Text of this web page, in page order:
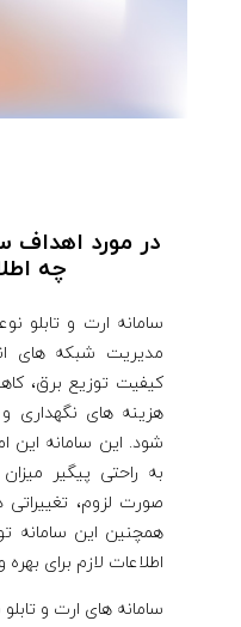
در مورد اهداف
چه
سامانه ارت و تابلو
مدیریت شبکه های
کیفیت توزیع برق،
هزینه های نگهداری
شود. این سامانه این
به راحتی پیگیر
صورت لزوم،
همچنین این سامانه
اطلاعات لازم برای بهره
سامانه های ارت و تابلو